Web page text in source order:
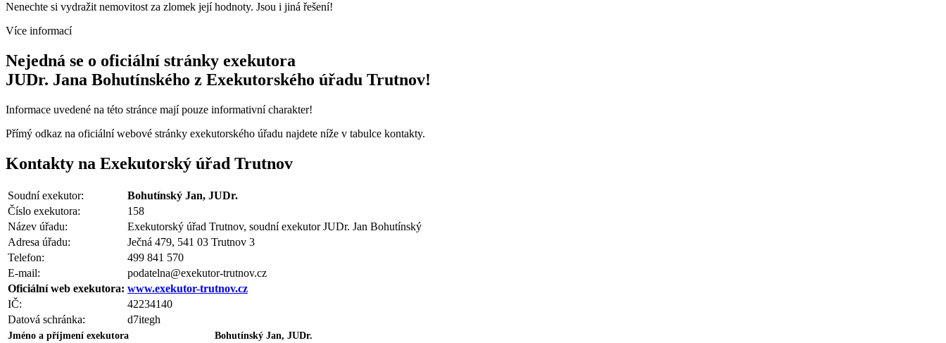
Nenechte si vydražit nemovitost za zlomek její hodnoty. Jsou i jiná řešení!
Více informací
Nejedná se o oficiální stránky exekutora
JUDr. Jana Bohutínského z Exekutorského úřadu Trutnov!
Informace uvedené na této stránce mají pouze informativní charakter!
Přímý odkaz na oficiální webové stránky exekutorského úřadu najdete níže v tabulce kontakty.
Kontakty na Exekutorský úřad Trutnov
Soudní exekutor:
Bohutínský Jan, JUDr.
Číslo exekutora:
158
Název úřadu:
Exekutorský úřad Trutnov, soudní exekutor JUDr. Jan Bohutínský
Adresa úřadu:
Ječná 479, 541 03 Trutnov 3
Telefon:
499 841 570
E-mail:
podatelna@exekutor-trutnov.cz
Oficiální web exekutora: www.exekutor-trutnov.cz
IČ:
42234140
Datová schránka:
d7itegh
Jméno a příjmení exekutora
Bohutínský Jan, JUDr.